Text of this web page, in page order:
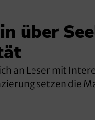
über
an Leser mit
setzen die